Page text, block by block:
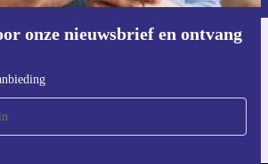
onze nieuwsbrief en ontvang
Voor iOS en Android